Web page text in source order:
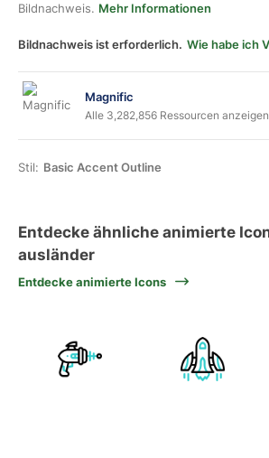
Bildnachweis. Mehr Informationen
Bildnachweis ist erforderlich. Wie habe ich
Magnific
Alle 3,282,856 Ressourcen anzeigen
Stil: Basic Accent Outline
Entdecke ähnliche animierte
ausländer
Entdecke animierte Icons